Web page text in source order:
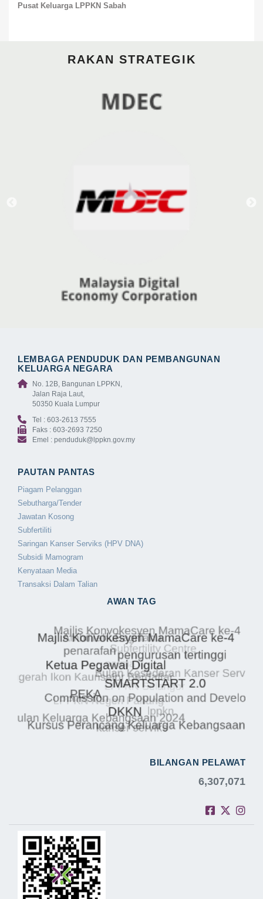
Pusat Keluarga LPPKN Sabah
RAKAN STRATEGIK
LEMBAGA PENDUDUK DAN PEMBANGUNAN
KELUARGA NEGARA
No. 12B, Bangunan LPPKN,
Jalan Raja Laut,
50350 Kuala Lumpur
Tel : 603-2613 7555
Faks : 603-2693 7250
Emel : penduduk@lppkn.gov.my
PAUTAN PANTAS
Piagam Pelanggan
Sebutharga/Tender
Jawatan Kosong
Subfertiliti
Saringan Kanser Serviks (HPV DNA)
Subsidi Mamogram
Kenyataan Media
Transaksi Dalam Talian
AWAN TAG
BILANGAN PELAWAT
6,307,071